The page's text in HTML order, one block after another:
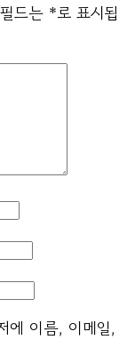
드는 *로 표시됩
에 이름, 이메일,